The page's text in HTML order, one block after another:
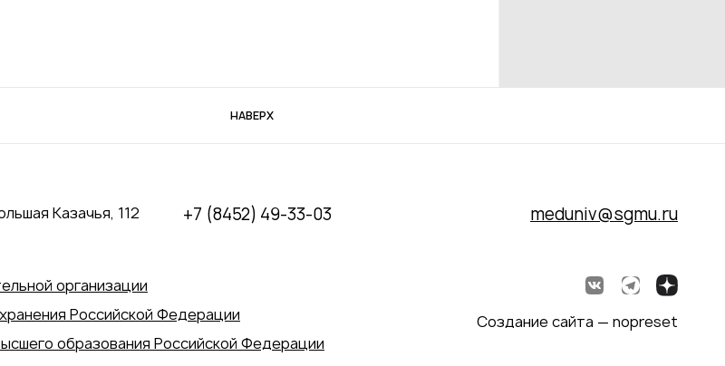
НАВЕРХ
Казачья, 112
+7 (8452) 49-33-03 meduniv@sgmu.ru
организации
Российской Федерации
образования Российской Федерации
Создание сайта — nopreset